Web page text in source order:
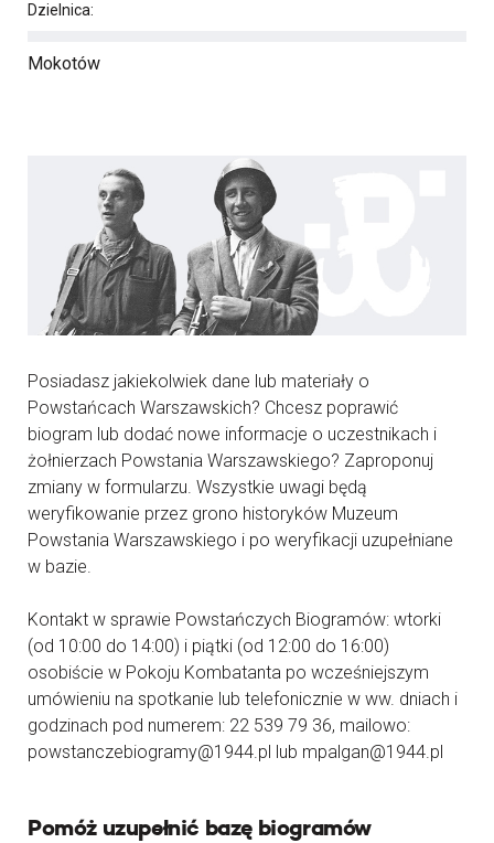
Dzielnica:
Mokotów
Posiadasz jakiekolwiek dane lub materiały o
Powstańcach Warszawskich? Chcesz poprawić
biogram lub dodać nowe informacje o uczestnikach i
żołnierzach Powstania Warszawskiego? Zaproponuj
zmiany w formularzu. Wszystkie uwagi będą
weryfikowanie przez grono historyków Muzeum
Powstania Warszawskiego i po weryfikacji uzupełniane
w bazie.
Kontakt w sprawie Powstańczych Biogramów: wtorki
(od 10:00 do 14:00) i piątki (od 12:00 do 16:00)
osobiście w Pokoju Kombatanta po wcześniejszym
umówieniu na spotkanie lub telefonicznie w ww. dniach i
godzinach pod numerem: 22 539 79 36, mailowo:
powstanczebiogramy@1944.pl lub mpalgan@1944.pl
Pomóż uzupełnić bazę biogramów